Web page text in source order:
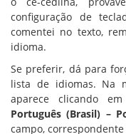
configuração de
comentei no texto,
idioma.
Se preferir, dá para
lista de idiomas. Na
aparece clicando em
Português (Brasil) –
campo,